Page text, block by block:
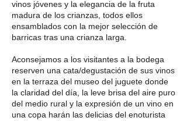
vinos jóvenes y la elegancia de la fruta
madura de los crianzas, todos ellos
ensamblados con la mejor selección de
barricas tras una crianza larga.
Aconsejamos a los visitantes a la bodega
reserven una cata/degustación de sus vinos
en la terraza del museo del juguete donde
la claridad del día, la leve brisa del aire puro
del medio rural y la expresión de un vino en
una copa harán las delicias del enoturista